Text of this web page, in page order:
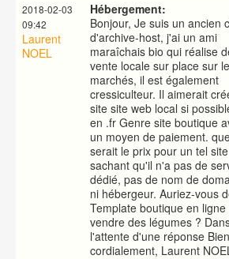
2018-02-03
09:42
Laurent
NOEL
Hébergement:
Bonjour, Je suis un ancien
d'archive-host, j'ai un ami
maraîchais bio qui réalise
vente locale sur place sur
marchés, il est également
cressiculteur. Il aimerait
site site web local si
en .fr Genre site boutique
un moyen de paiement.
serait le prix pour un tel site
sachant qu'il n'a pas de
dédié, pas de nom de
ni hébergeur. Auriez-vous
Template boutique en
vendre des légumes ?
l'attente d'une réponse Bien
cordialement, Laurent